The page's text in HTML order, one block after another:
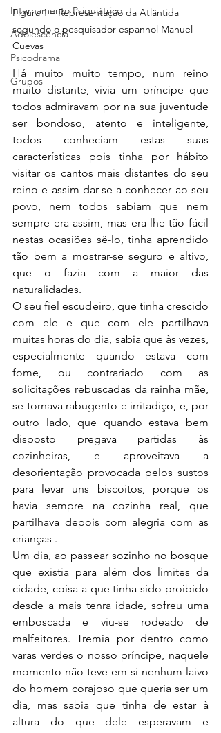
Internamento Psiquiátrico
Adolescência
Psicodrama
Grupos
Figura 1 – Representação da Atlântida
segundo o pesquisador espanhol Manuel
Cuevas
Há muito muito tempo, num reino
muito distante, vivia um príncipe que
todos admiravam por na sua juventude
ser bondoso, atento e inteligente,
todos conheciam estas suas
características pois tinha por hábito
visitar os cantos mais distantes do seu
reino e assim dar-se a conhecer ao seu
povo, nem todos sabiam que nem
sempre era assim, mas era-lhe tão fácil
nestas ocasiões sê-lo, tinha aprendido
tão bem a mostrar-se seguro e altivo,
que o fazia com a maior das
naturalidades.
O seu fiel escudeiro, que tinha crescido
com ele e que com ele partilhava
muitas horas do dia, sabia que às vezes,
especialmente quando estava com
fome, ou contrariado com as
solicitações rebuscadas da rainha mãe,
se tornava rabugento e irritadiço, e, por
outro lado, que quando estava bem
disposto pregava partidas às
cozinheiras, e aproveitava a
desorientação provocada pelos sustos
para levar uns biscoitos, porque os
havia sempre na cozinha real, que
partilhava depois com alegria com as
crianças .
Um dia, ao passear sozinho no bosque
que existia para além dos limites da
cidade, coisa a que tinha sido proibido
desde a mais tenra idade, sofreu uma
emboscada e viu-se rodeado de
malfeitores. Tremia por dentro como
varas verdes o nosso príncipe, naquele
momento não teve em si nenhum laivo
do homem corajoso que queria ser um
dia, mas sabia que tinha de estar à
altura do que dele esperavam e